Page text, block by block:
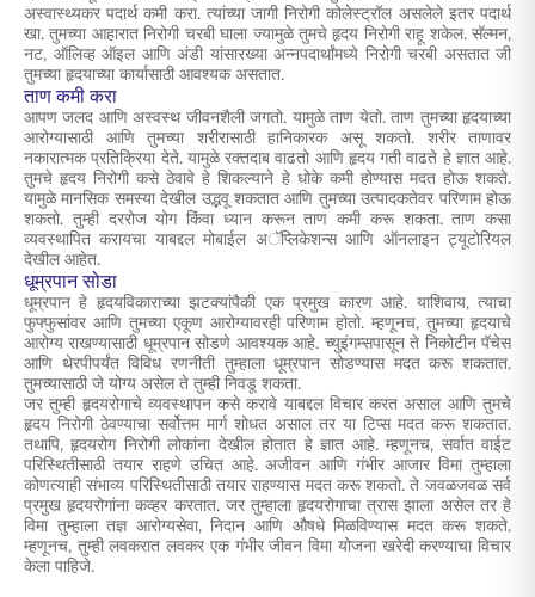
अस्वास्थ्यकर पदार्थ कमी करा. त्यांच्या जागी निरोगी कोलेस्ट्रॉल असलेले इतर पदार्थ
खा. तुमच्या आहारात निरोगी चरबी घाला ज्यामुळे तुमचेहृदय निरोगीराहू शकेल. सॅल्मन,
नट, ऑलिव्ह ऑइल आणि अंडी यांसारख्या अन्नपदार्थांमध्ये निरोगी चरबी असतात जी
तुमच्या हृदयाच्या कार्यासाठी आवश्यक असतात.
ताण कमी करा
आपण जलद आणि अस्वस्थ जीवनशैली जगतो. यामुळे ताण येतो. ताण तुमच्या हृदयाच्या
आरोग्यासाठी आणि तुमच्या शरीरासाठी हानिकारक असू शकतो. शरीर ताणावर
नकारात्मक प्रतिक्रिया देते. यामुळे रक्तदाब वाढतो आणि हृदय गती वाढते हे ज्ञात आहे.
तुमचे हृदय निरोगी कसे ठेवावे हे शिकल्याने हे धोके कमी होण्यास मदत होऊ शकते.
यामुळे मानसिक समस्या देखील उद्भवू शकतात आणि तुमच्या उत्पादकतेवर परिणाम होऊ
शकतो. तुम्ही दररोज योग किंवा ध्यान करून ताण कमी करू शकता. ताण कसा
व्यवस्थापित करायचा याबद्दल मोबाईल अॅप्लिकेशन्स आणि ऑनलाइन ट्यूटोरियल
देखील आहेत.
धूम्रपान सोडा
धूम्रपान हे हृदयविकाराच्या झटक्यांपैकी एक प्रमुख कारण आहे. याशिवाय, त्याचा
फुफ्फुसांवर आणि तुमच्या एकूण आरोग्यावरही परिणाम होतो. म्हणूनच,तुमच्या हृदयाचे
आरोग्य राखण्यासाठीधूम्रपान सोडणे आवश्यक आहे. च्युइंगम्सपासून ते निकोटीन पॅचेस
आणि थेरपीपर्यंत विविध रणनीती तुम्हाला धूम्रपान सोडण्यास मदत करू शकतात.
तुमच्यासाठी जे योग्य असेल ते तुम्ही निवडू शकता.
जर तुम्ही हृदयरोगाचे व्यवस्थापन कसे करावे याबद्दल विचार करत असाल आणि तुमचे
हृदय निरोगी ठेवण्याचा सर्वोत्तम मार्ग शोधत असाल तर या टिप्स मदत करू शकतात.
तथापि, हृदयरोग निरोगी लोकांना देखील होतात हे ज्ञात आहे. म्हणूनच, सर्वात वाईट
परिस्थितीसाठी तयार राहणे उचित आहे. अजीवन आणि गंभीर आजार विमा तुम्हाला
कोणत्याही संभाव्य परिस्थितीसाठी तयार राहण्यास मदत करू शकतो. ते जवळजवळ सर्व
प्रमुख हृदयरोगांना कव्हर करतात. जर तुम्हाला हृदयरोगाचा त्रास झाला असेल तर हे
विमा तुम्हाला तज्ञ आरोग्यसेवा, निदान आणि औषधे मिळविण्यास मदत करू शकते.
म्हणूनच, तुम्ही लवकरात लवकर एक गंभीर जीवन विमा योजना खरेदी करण्याचा विचार
केला पाहिजे.